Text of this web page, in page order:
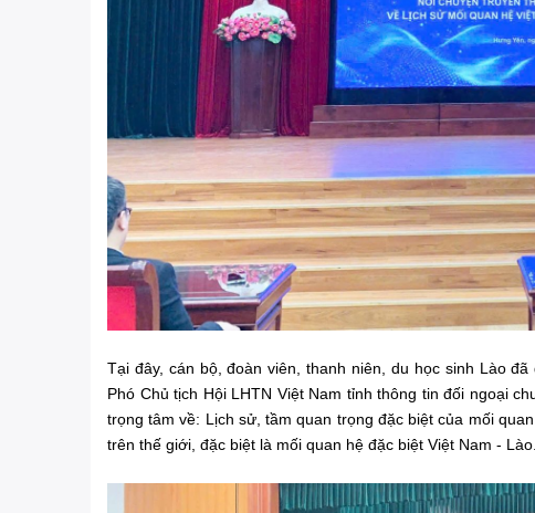
Tại đây, cán bộ, đoàn viên, thanh niên, du học sinh Lào
Phó Chủ tịch Hội LHTN Việt Nam tỉnh thông tin đối ngoại
trọng tâm về: Lịch sử, tầm quan trọng đặc biệt của mối
trên thế giới, đặc biệt là mối quan hệ đặc biệt Việt Nam - Lào.